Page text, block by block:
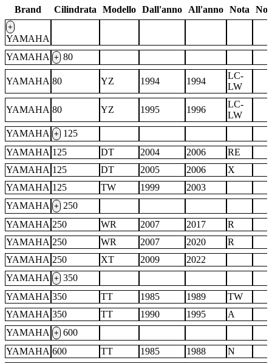
Brand Cilindrata Modello Dall'anno All'anno Nota
+
YAMAHA
YAMAHA + 80
YAMAHA 80 YZ 1994 1994
LC-
LW
YAMAHA 80 YZ 1995 1996
LC-
LW
YAMAHA + 125
YAMAHA 125 DT 2004 2006
RE
YAMAHA 125 DT 2005 2006
X
YAMAHA 125 TW 1999
2003
YAMAHA + 250
YAMAHA 250 WR 2007 2017
R
YAMAHA 250 WR 2007 2020
R
YAMAHA 250 XT 2009
2022
YAMAHA + 350
YAMAHA 350 TT 1985 1989
TW
YAMAHA 350 TT 1990 1995
A
YAMAHA + 600
YAMAHA 600 TT 1985 1988
N